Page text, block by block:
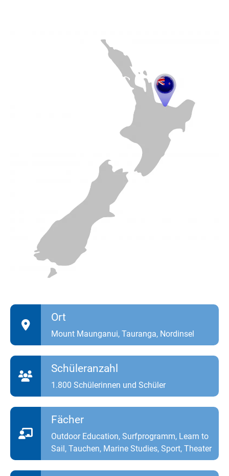
Ort
Mount Maunganui, Tauranga, Nordinsel
Schüleranzahl
1.800 Schülerinnen und Schüler
Fächer
Outdoor Education, Surfprogramm, Learn to
Sail, Tauchen, Marine Studies, Sport, Theater